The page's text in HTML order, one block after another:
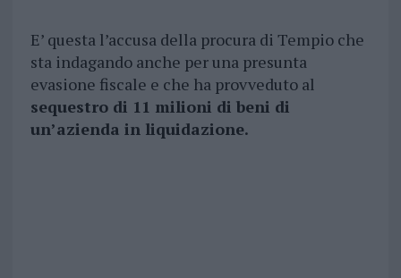
E’ questa l’accusa della procura di Tempio che
sta indagando anche per una presunta
evasione fiscale e che ha provveduto al
sequestro di 11 milioni di beni di
un’azienda in liquidazione.